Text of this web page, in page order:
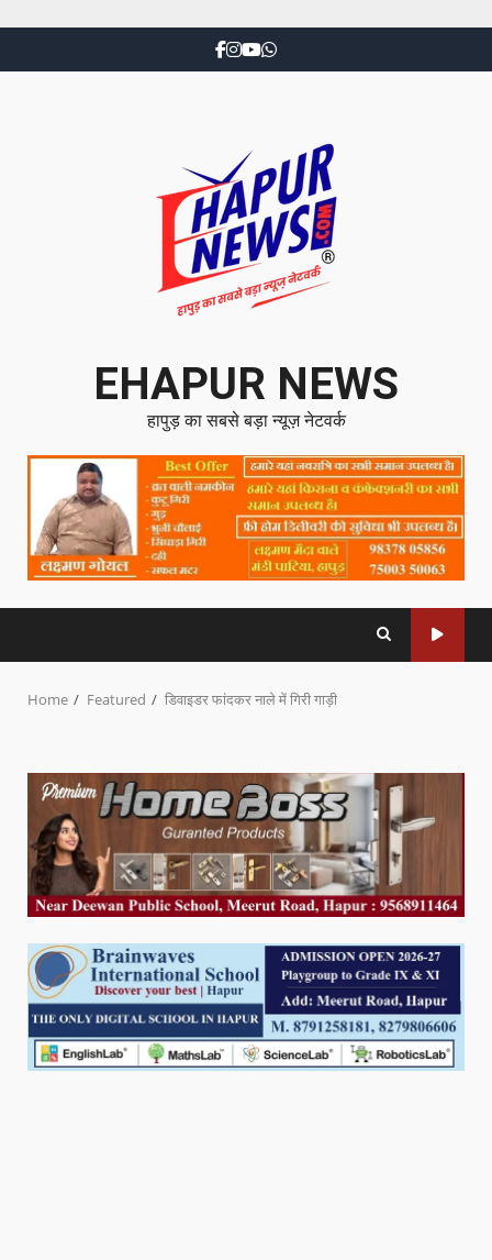
EHAPUR NEWS
हापुड़ का सबसे बड़ा न्यूज़ नेटवर्क
Home Featured डिवाइडर फांदकर नाले में गिरी गाड़ी